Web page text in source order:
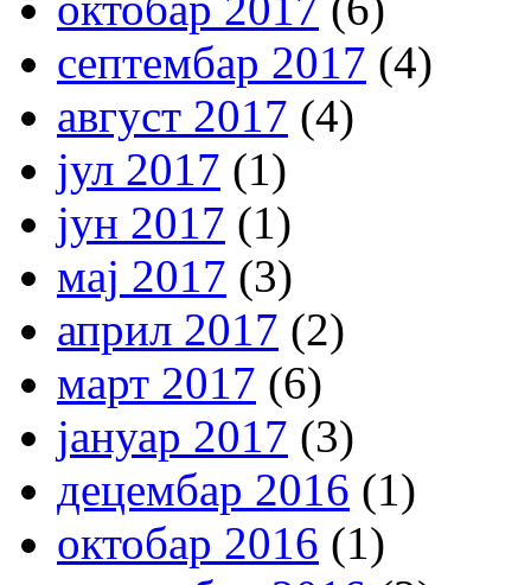
септембар 2017 (4)
август 2017 (4)
јул 2017 (1)
јун 2017 (1)
мај 2017 (3)
април 2017 (2)
март 2017 (6)
јануар 2017 (3)
децембар 2016 (1)
октобар 2016 (1)